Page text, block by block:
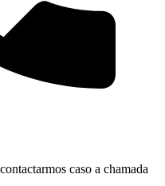
caso a chamada